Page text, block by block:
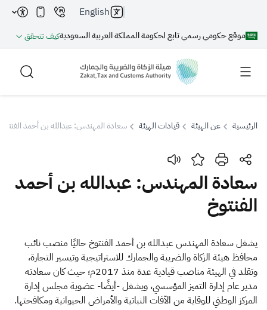
موقع حكومي رسمي تابع لحكومة المملكة العربية السعوديةكيف تتحقق
English
بحث
بحث
اقتراحات
الزكاة الجمارك
ضريبة القيمة المضافة
الإقرار الضريبي
التصرفات العقارية
الرئيسية عن الهيئة قيادات الهيئة سعادة المهندس: عبدالله بن أحمد الفنتوخ
سعادة المهندس: عبدالله بن أحمد
الفنتوخ
​يشغل سعادة المهندس عبدالله بن أحمد الفنتوخ حاليًا منصب نائب
محافظ هيئة الزكاة والضريبة والجمارك للاستراتيجية وتيسير التجارة،
وتقلد في الهيئة مناصب قيادية عدة منذ 2017م؛ حيث كان سعادته
مدير عام إدارة التميز المؤسسي، ويشغل -أيضًا- عضوية مجلس إدارة
المركز الوطني للوقاية من الآفات النباتية والأمراض الحيوانية ومكافحتها.